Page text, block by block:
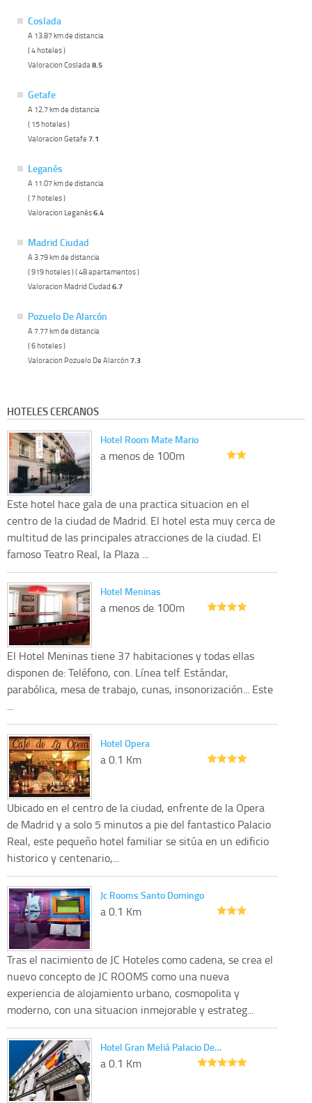
Coslada
A 13.87 km de distancia
( 4 hoteles )
Valoracion Coslada8.5
Getafe
A 12.7 km de distancia
( 15 hoteles )
Valoracion Getafe 7.1
Leganés
A 11.07 km de distancia
( 7 hoteles )
Valoracion Leganés6.4
Madrid Ciudad
A 3.79 km de distancia
( 919 hoteles ) ( 48 apartamentos )
Valoracion Madrid Ciudad 6.7
Pozuelo De Alarcón
A 7.77 km de distancia
( 6 hoteles )
Valoracion Pozuelo De Alarcón7.3
HOTELES CERCANOS
Hotel Room Mate Mario
a menos de 100m
Este hotel hace gala de una practica situacion en el
centro de la ciudad de Madrid. El hotel esta muy cerca de
multitud de las principales atracciones de la ciudad. El
famoso Teatro Real, la Plaza ...
Hotel Meninas
a menos de 100m
El Hotel Meninas tiene 37 habitaciones y todas ellas
disponen de: Teléfono, con. Línea telf. Estándar,
parabólica, mesa de trabajo, cunas, insonorización... Este
...
Hotel Opera
a 0.1 Km
Ubicado en el centro de la ciudad, enfrente de la Opera
de Madrid y a solo 5 minutos a pie del fantastico Palacio
Real, este pequeño hotel familiar se sitúa en un edificio
historico y centenario,...
Jc Rooms Santo Domingo
a 0.1 Km
Tras el nacimiento de JC Hoteles como cadena, se crea el
nuevo concepto de JC ROOMS como una nueva
experiencia de alojamiento urbano, cosmopolita y
moderno, con una situacion inmejorable y estrateg...
Hotel Gran Meliá Palacio De…
a 0.1 Km